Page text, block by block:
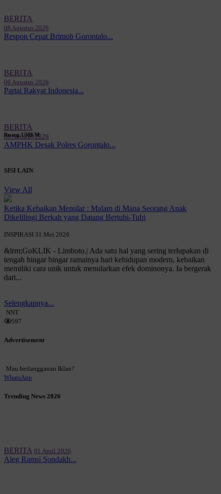
BERITA
08 Agustus 2026
Respon Cepat Brimob Gorontalo...
BERITA
06 Agustus 2026
Partai Rakyat Indonesia...
BERITA
06 Agustus 2026
AMPHK Desak Polres Gorontalo...
Ruang UMKM
SISI LAIN
View All
Ketika Kebaikan Menular : Malam di Mana Seorang Anak
Dikelilingi Berkah yang Datang Bertubi-Tubi
INSPIRASI 31 Mei 2026
&lrm;GoKLIK - Limboto.| Ada satu hal yang sering terlupakan di
tengah hingar bingar ramainya hari kehidupan modern, kebaikan
memiliki cara unik untuk menularkan efek dominonya. Ia bergerak
dari...
Selengkapnya...
NNT
597
Advertisement
Mau berlangganan Iklan?
WhatsApp
Trending News 2026
BERITA 01 April 2026
Aleg Ramsi Sondakh...